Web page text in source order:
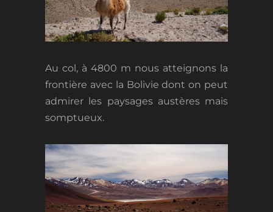
Au col, à 4800 m nous atteignons la
frontière avec la Bolivie dont on peut
admirer les paysages austères mais
somptueux.